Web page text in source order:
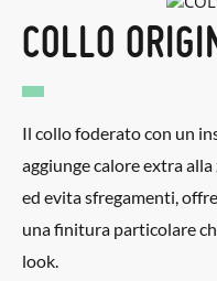
COLLO
Il collo foderato con un
aggiunge calore extra
ed evita sfregamenti,
una finitura particolare
look.